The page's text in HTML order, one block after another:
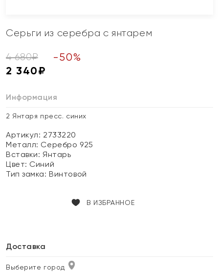
Серьги из серебра с янтарем
4 680₽ -50%
2 340₽
Информация
2 Янтаря пресс. синих
Артикул: 2733220
Металл: Серебро 925
Вставки:Янтарь
Цвет: Синий
Тип замка:Винтовой
В ИЗБРАННОЕ
Доставка
Выберите город